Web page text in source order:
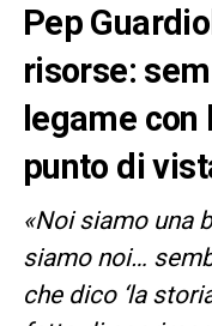
Pep
risorse:
legame con
punto di
«Noi siamo una
siamo noi…
che dico ‘la